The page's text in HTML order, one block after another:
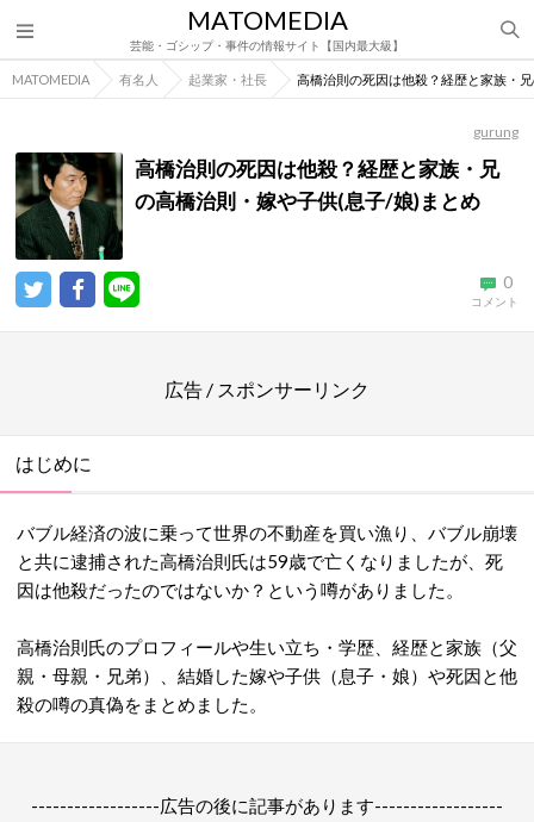
MATOMEDIA
芸能・ゴシップ・事件の情報サイト【国内最大級】
MATOMEDIA 有名人 起業家・社長 高橋治則の死因は他殺？経歴と家族・
gurung
高橋治則の死因は他殺？経歴と家族・兄
の高橋治則・嫁や子供(息子/娘)まとめ
0
コメント
広告 / スポンサーリンク
はじめに
バブル経済の波に乗って世界の不動産を買い漁り、バブル崩壊
と共に逮捕された高橋治則氏は59歳で亡くなりましたが、死
因は他殺だったのではないか？という噂がありました。
高橋治則氏のプロフィールや生い立ち・学歴、経歴と家族（父
親・母親・兄弟）、結婚した嫁や子供（息子・娘）や死因と他
殺の噂の真偽をまとめました。
------------------広告の後に記事があります------------------